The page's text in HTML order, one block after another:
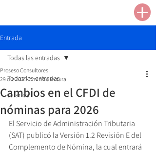
Entrada
Todas las entradas
salarios
Todas las entradas
Cambios en el CFDI de
nóminas para 2026
Proseso Consultores
29 dic 2025 2 min de lectura
El Servicio de Administración Tributaria
(SAT) publicó la Versión 1.2 Revisión E del
Complemento de Nómina, la cual entrará